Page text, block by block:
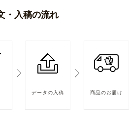
・入稿の流れ
データの入稿 商品のお届け